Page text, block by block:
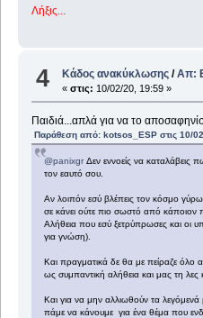
Λήξις...
4 Κάδος ανακύκλωσης /Απ:
«στις: 10/02/20, 19:59 »
Παιδιά...απλά για να το
Παράθεση από: kotsos_ESP στις 10/
@panixgrΔεν εννοείς να καταλάβεις
τον εαυτό σου.
Αν λοιπόν εσύ βλέπεις τον κόσμο
σε κάνει ούτε πιο σωστό από κάποιον
Αλήθεια που εσύ ξετρύπρωσες και οι
για γνώση).
Και πραγματικά δε θα με πείραζε όλο
ως συμπαντική αλήθεια και μας τη λες
Και για να μην αλλιωθούν τα λεγόμενά
πάμε να κάνουμε για ένα θέμα που